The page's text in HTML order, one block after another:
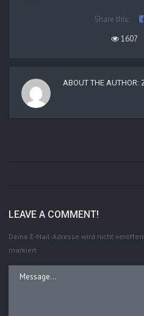
Share this:
1607
ABOUT THE AUTHOR:
LEAVE A COMMENT!
Deine E-Mail-Adresse wird nicht
markiert